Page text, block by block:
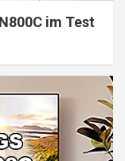
im Test